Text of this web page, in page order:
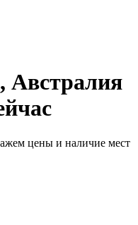
Австралия
цены и наличие мест